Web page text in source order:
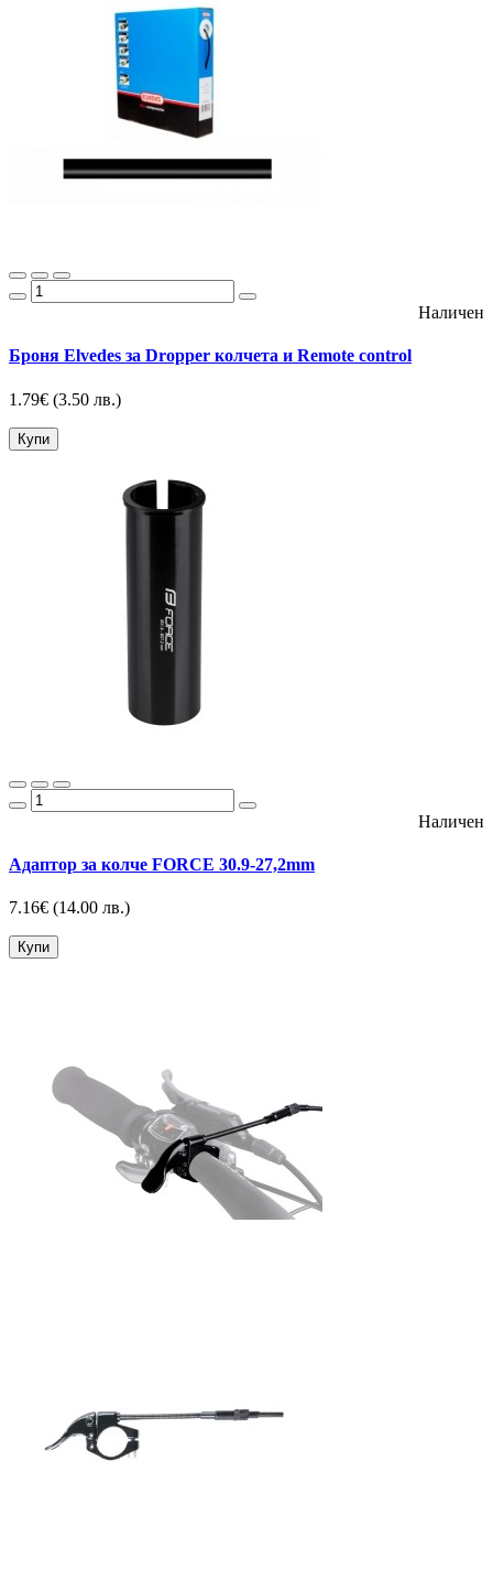
Наличен
Броня Elvedes за Dropper колчета и Remote control
1.79€ (3.50 лв.)
Купи
Наличен
Адаптор за колче FORCE 30.9-27,2mm
7.16€ (14.00 лв.)
Купи